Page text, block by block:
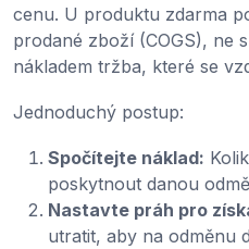
cenu. U produktu zdarma
prodané zboží (COGS), ne
nákladem tržba, které se
Jednoduchý postup:
Spočítejte náklad:
poskytnout danou
Nastavte práh pro
utratit, aby na odměnu